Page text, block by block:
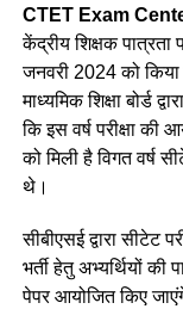
CTET Exam
केंद्रीय शिक्षक पात्रता
जनवरी 2024 को
माध्यमिक शिक्षा बोर्ड
कि इस वर्ष परीक्षा की
को मिली है विगत वर्ष
थे।
सीबीएसई द्वारा सीटेट
भर्ती हेतु अभ्यर्थियों की
पेपर आयोजित किए